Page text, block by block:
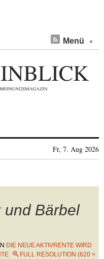
Menü
Fr, 7. Aug 2026
und Bärbel
IN DIE NEUE AKTIVRENTE WIRD
FULL RESOLUTION (620 ×